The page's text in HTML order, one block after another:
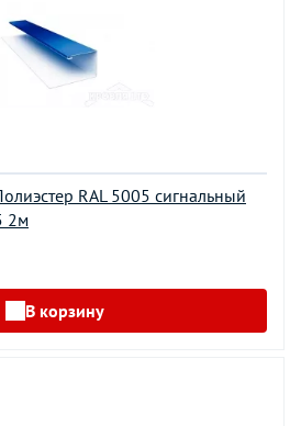
RAL 5005 сигнальный
2м
В корзину